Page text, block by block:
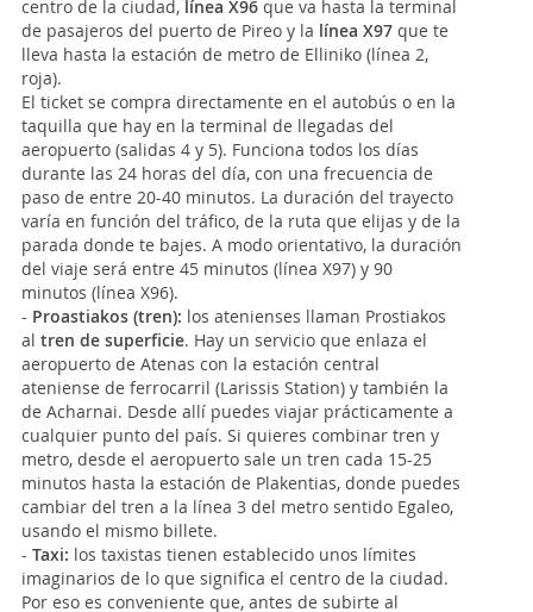
centro de la ciudad, línea X96 que va hasta la terminal
de pasajeros del puerto de Pireo y la línea X97 que te
lleva hasta la estación de metro de Elliniko (línea 2,
roja).
El ticket se compra directamente en el autobús o en la
taquilla que hay en la terminal de llegadas del
aeropuerto (salidas 4 y 5). Funciona todos los días
durante las 24 horas del día, con una frecuencia de
paso de entre 20-40 minutos. La duración del trayecto
varía en función del tráfico, de la ruta que elijas y de la
parada donde te bajes. A modo orientativo, la duración
del viaje será entre 45 minutos (línea X97) y 90
minutos (línea X96).
- Proastiakos (tren): los atenienses llaman Prostiakos
al tren de superficie. Hay un servicio que enlaza el
aeropuerto de Atenas con la estación central
ateniense de ferrocarril (Larissis Station) y también la
de Acharnai. Desde allí puedes viajar prácticamente a
cualquier punto del país. Si quieres combinar tren y
metro, desde el aeropuerto sale un tren cada 15-25
minutos hasta la estación de Plakentias, donde puedes
cambiar del tren a la línea 3 del metro sentido Egaleo,
usando el mismo billete.
- Taxi: los taxistas tienen establecido unos límites
imaginarios de lo que significa el centro de la ciudad.
Por eso es conveniente que, antes de subirte al